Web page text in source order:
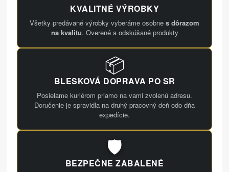
KVALITNÉ VÝROBKY
Všetky predávané výrobky vyberáme osobne s dôrazom
na kvalitu. Overené a odskúšané produkty
📦
BLESKOVÁ DOPRAVA PO SR
Posielame kuriérom priamo na vami zvolenú adresu.
Doručenie je spravidla na druhý pracovný deň odo dňa
expedície.
🛡️
BEZPEČNE ZABALENÉ